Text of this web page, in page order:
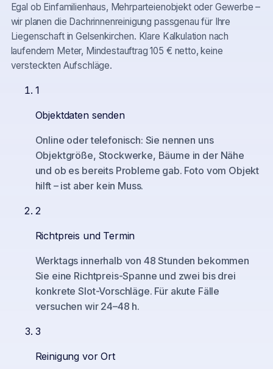
Egal ob Einfamilienhaus, Mehrparteienobjekt oder Gewerbe –
wir planen die Dachrinnenreinigung passgenau für Ihre
Liegenschaft inGelsenkirchen. Klare Kalkulation nach
laufendem Meter, Mindestauftrag 105 € netto, keine
versteckten Aufschläge.
1
Objektdaten senden
Online oder telefonisch: Sie nennen uns
Objektgröße, Stockwerke, Bäume in der Nähe
und ob es bereits Probleme gab. Foto vom Objekt
hilft – ist aber kein Muss.
2
Richtpreis und Termin
Werktags innerhalb von 48 Stunden bekommen
Sie eine Richtpreis-Spanne und zwei bis drei
konkrete Slot-Vorschläge. Für akute Fälle
versuchen wir 24–48 h.
3
Reinigung vor Ort